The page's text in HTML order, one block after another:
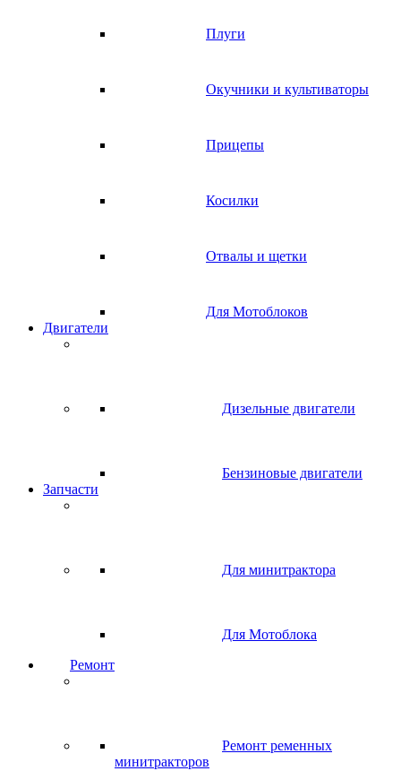
Плуги
Окучники и культиваторы
Прицепы
Косилки
Отвалы и щетки
Для Мотоблоков
Двигатели
Дизельные двигатели
Бензиновые двигатели
Запчасти
Для минитрактора
Для Мотоблока
Ремонт
Ремонт ременных
минитракторов